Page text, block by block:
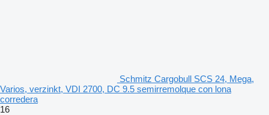
Schmitz Cargobull SCS 24, Mega,
Varios, verzinkt, VDI 2700, DC 9.5 semirremolque con lona
corredera
16